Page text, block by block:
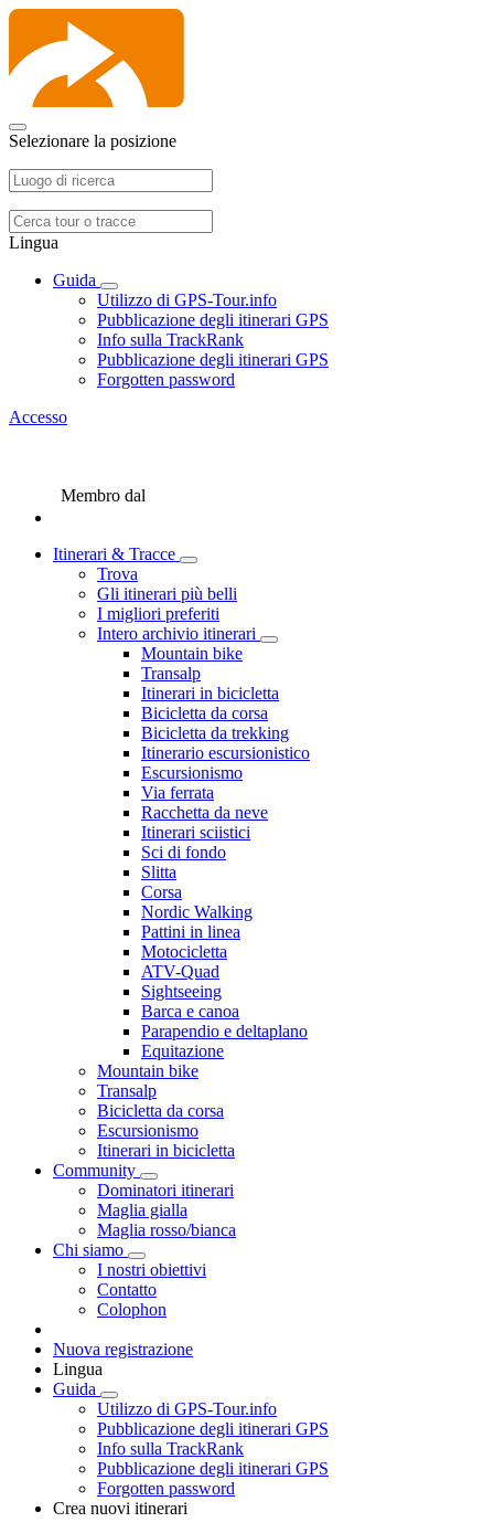
Selezionare la posizione
Lingua
Guida
Utilizzo di GPS-Tour.info
Pubblicazione degli itinerari GPS
Info sulla TrackRank
Pubblicazione degli itinerari GPS
Forgotten password
Accesso
Membro dal
Itinerari & Tracce
Trova
Gli itinerari più belli
I migliori preferiti
Intero archivio itinerari
Mountain bike
Transalp
Itinerari in bicicletta
Bicicletta da corsa
Bicicletta da trekking
Itinerario escursionistico
Escursionismo
Via ferrata
Racchetta da neve
Itinerari sciistici
Sci di fondo
Slitta
Corsa
Nordic Walking
Pattini in linea
Motocicletta
ATV-Quad
Sightseeing
Barca e canoa
Parapendio e deltaplano
Equitazione
Mountain bike
Transalp
Bicicletta da corsa
Escursionismo
Itinerari in bicicletta
Community
Dominatori itinerari
Maglia gialla
Maglia rosso/bianca
Chi siamo
I nostri obiettivi
Contatto
Colophon
Nuova registrazione
Lingua
Guida
Utilizzo di GPS-Tour.info
Pubblicazione degli itinerari GPS
Info sulla TrackRank
Pubblicazione degli itinerari GPS
Forgotten password
Crea nuovi itinerari